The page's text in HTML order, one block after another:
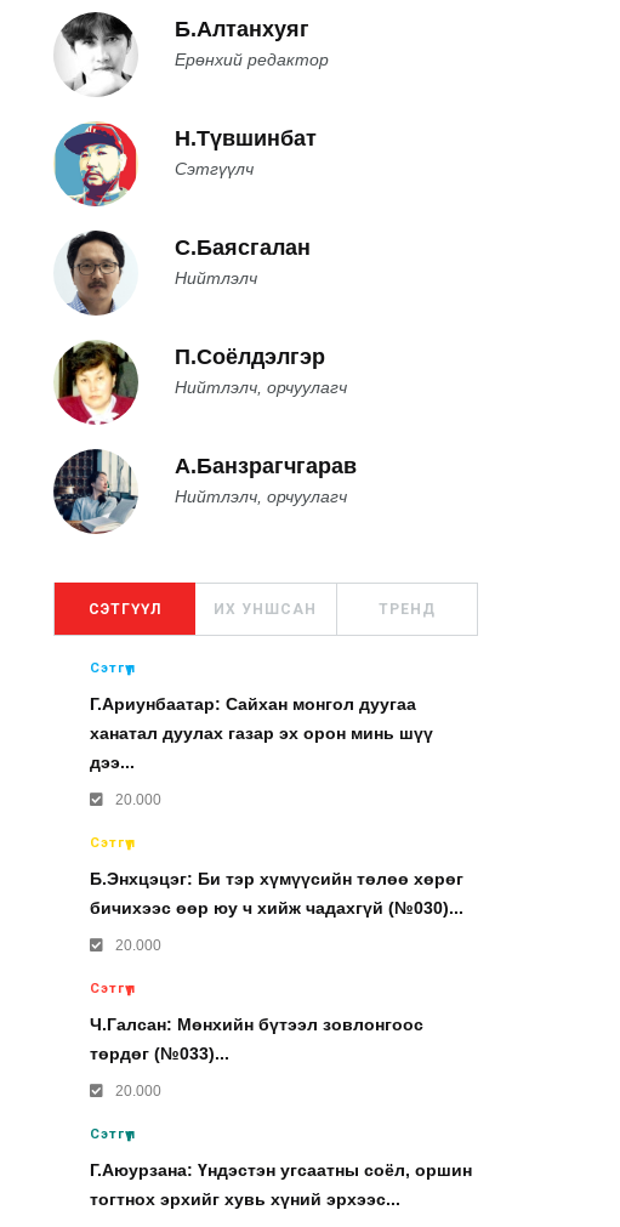
Б.Алтанхуяг
Ерөнхий редактор
Н.Түвшинбат
Сэтгүүлч
С.Баясгалан
Нийтлэлч
П.Соёлдэлгэр
Нийтлэлч, орчуулагч
А.Банзрагчгарав
Нийтлэлч, орчуулагч
СЭТГҮҮЛ ИХ УНШСАН ТРЕНД
Сэтгүүл
Г.Ариунбаатар: Сайхан монгол дуугаа
ханатал дуулах газар эх орон минь шүү
дээ...
20.000
Сэтгүүл
Б.Энхцэцэг: Би тэр хүмүүсийн төлөө хөрөг
бичихээс өөр юу ч хийж чадахгүй (№030)...
20.000
Сэтгүүл
Ч.Галсан: Мөнхийн бүтээл зовлонгоос
төрдөг (№033)...
20.000
Сэтгүүл
Г.Аюурзана: Үндэстэн угсаатны соёл, оршин
тогтнох эрхийг хувь хүний эрхээс...